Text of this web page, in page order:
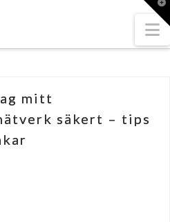
mitt
säkert – tips